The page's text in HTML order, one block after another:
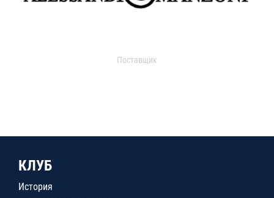
Поставщик
КЛУБ
История